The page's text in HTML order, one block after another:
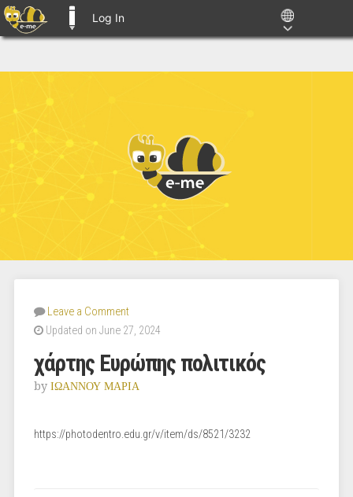
Log In
Leave a Comment
Updated on June 27, 2024
χάρτης Ευρώπης πολιτικός
by ΙΩΑΝΝΟΥ ΜΑΡΙΑ
https://photodentro.edu.gr/v/item/ds/8521/3232